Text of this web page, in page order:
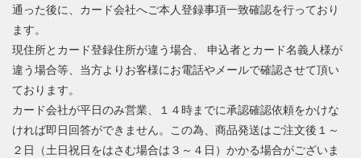
通った後に、カード会社へご本人登録事項一致確認を行っており
ます。
現住所とカード登録住所が違う場合、 申込者とカード名義人様が
違う場合等、当方よりお客様にお電話やメールで確認させて頂い
ております。
カード会社が平日のみ営業、１４時までに承認確認依頼をかけな
ければ即日回答ができません。この為、商品発送はご注文後１～
２日（土日祝日をはさむ場合は３～４日）かかる場合がございま